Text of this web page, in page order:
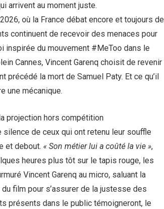
arrivent au moment juste.
où la France débat encore et toujours de
continuent de recevoir des menaces pour
inspirée du mouvement #MeToo dans le
Cannes, Vincent Garenq choisit de revenir
la mort de Samuel Paty. Et ce qu’il
une mécanique.
projection hors compétition
de ceux qui ont retenu leur souffle
et debout. « Son métier lui a coûté la vie »,
heures plus tôt sur le tapis rouge, les
Vincent Garenq au micro, saluant la
film pour s’assurer de la justesse des
présents dans le public témoigneront, le